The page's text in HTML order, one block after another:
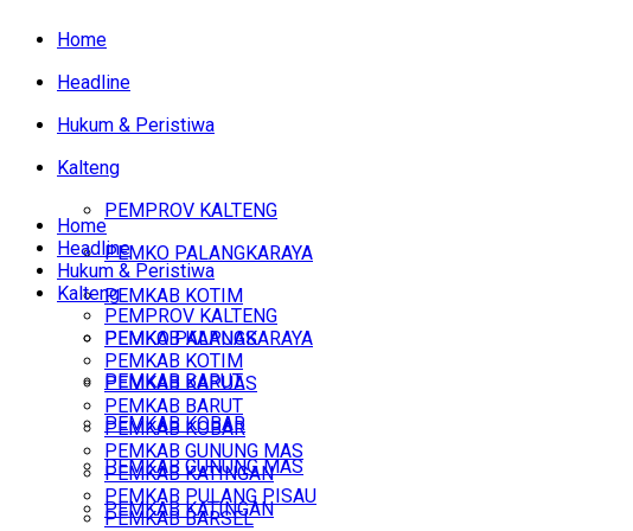
Home
Headline
Hukum & Peristiwa
Kalteng
PEMPROV KALTENG
PEMKO PALANGKARAYA
PEMKAB KOTIM
PEMKAB KAPUAS
PEMKAB BARUT
PEMKAB KOBAR
PEMKAB GUNUNG MAS
PEMKAB KATINGAN
Home
Headline
Hukum & Peristiwa
Kalteng
PEMPROV KALTENG
PEMKO PALANGKARAYA
PEMKAB KOTIM
PEMKAB KAPUAS
PEMKAB BARUT
PEMKAB KOBAR
PEMKAB GUNUNG MAS
PEMKAB KATINGAN
PEMKAB PULANG PISAU
PEMKAB BARSEL